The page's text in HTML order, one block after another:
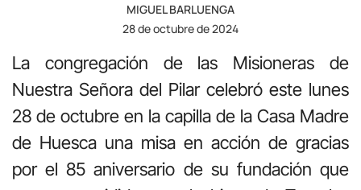
MIGUEL BARLUENGA
28 de octubre de 2024
La congregación de las Misioneras de
Nuestra Señora del Pilar celebró este lunes
28 de octubre en la capilla de la Casa Madre
de Huesca una misa en acción de gracias
por el 85 aniversario de su fundación que